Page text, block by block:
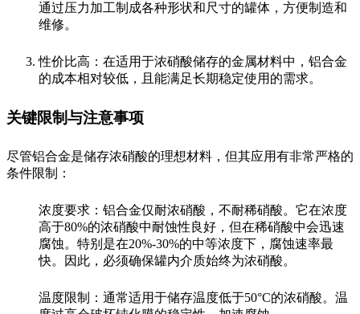
通过压力加工制成各种形状和尺寸的罐体，方便制造和
维修。
性价比高：在适用于浓硝酸储存的金属材料中，铝合金
的成本相对较低，且能满足长期稳定使用的需求。
关键限制与注意事项
尽管铝合金是储存浓硝酸的理想材料，但其应用有非常严格的
条件限制：
浓度要求：铝合金仅耐浓硝酸，不耐稀硝酸。它在浓度
高于80%的浓硝酸中耐蚀性良好，但在稀硝酸中会迅速
腐蚀。特别是在20%-30%的中等浓度下，腐蚀速率最
快。因此，必须确保罐内介质始终为浓硝酸。
温度限制：通常适用于储存温度低于50°C的浓硝酸。温